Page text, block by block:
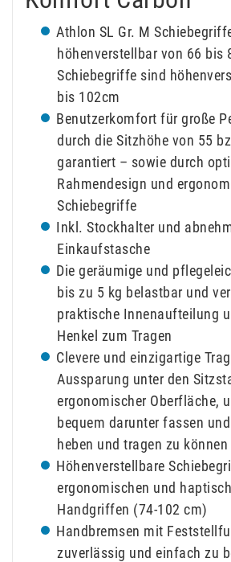
Athlon SL Gr. M
höhenverstellbar von 66 bis
Schiebegriffe sind
bis 102cm
Benutzerkomfort für große
durch die Sitzhöhe von 55
garantiert – sowie durch
Rahmendesign und
Schiebegriffe
Inkl. Stockhalter und
Einkaufstasche
Die geräumige und
bis zu 5 kg belastbar und
praktische Innenaufteilung
Henkel zum Tragen
Clevere und einzigartige
Aussparung unter den
ergonomischer Oberfläche,
bequem darunter fassen
heben und tragen zu können
Höhenverstellbare
ergonomischen und
Handgriffen (74-102 cm)
Handbremsen mit
zuverlässig und einfach zu